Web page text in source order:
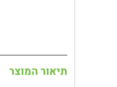
תיאור המוצר